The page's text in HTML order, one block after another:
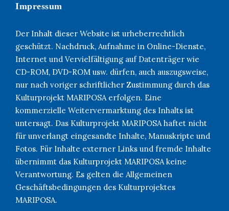
Impressum
Der Inhalt dieser Website ist urheberrechtlich
geschützt. Nachdruck, Aufnahme in Online-Dienste,
Internet und Vervielfältigung auf Datenträger wie
CD-ROM, DVD-ROM usw. dürfen, auch auszugsweise,
nur nach voriger schriftlicher Zustimmung durch das
Kulturprojekt MARIPOSA erfolgen. Eine
kommerzielle Weitervermarktung des Inhalts ist
untersagt. Das Kulturprojekt MARIPOSA haftet nicht
für unverlangt eingesandte Inhalte, Manuskripte und
Fotos. Für Inhalte externer Links und fremde Inhalte
übernimmt das Kulturprojekt MARIPOSA keine
Verantwortung. Es gelten die Allgemeinen
Geschäftsbedingungen des Kulturprojektes
MARIPOSA.